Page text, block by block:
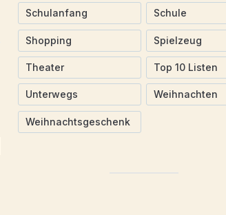
Schulanfang Schule
Shopping Spielzeug
Theater Top 10 Listen
Unterwegs Weihnachten
Weihnachtsgeschenk